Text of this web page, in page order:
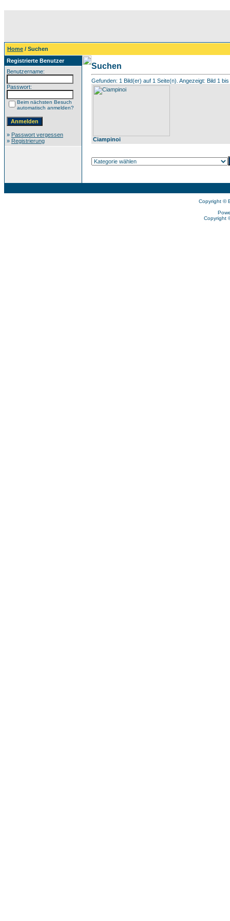
Home / Suchen
Registrierte Benutzer
Benutzername:
Passwort:
Beim nächsten Besuch
automatisch anmelden?
» Passwort vergessen
» Registrierung
Suchen
Gefunden: 1 Bild(er) auf 1 Seite(n). Angezeigt: Bild 1 bis
Ciampinoi
Copyright ©
Copyright